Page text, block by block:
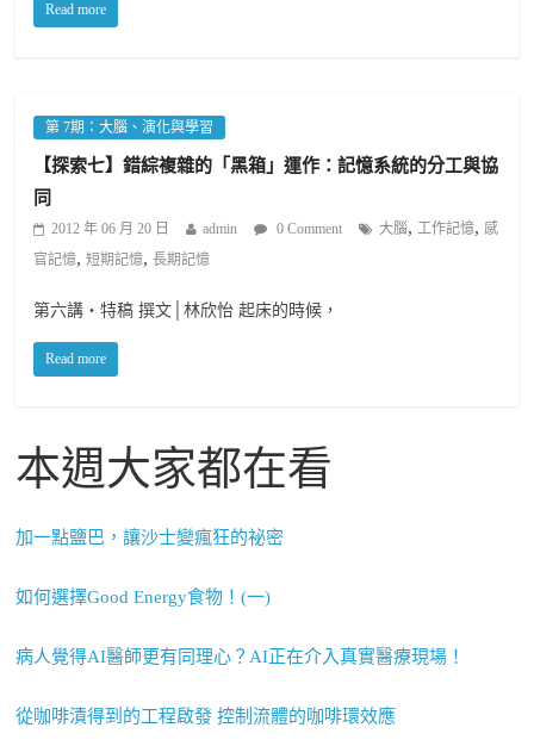
Read more
第 7期：大腦、演化與學習
【探索七】錯綜複雜的「黑箱」運作：記憶系統的分工與協
同
2012 年 06 月 20 日 admin 0 Comment 大腦, 工作記憶, 感
官記憶,短期記憶,長期記憶
第六講‧特稿 撰文│林欣怡 起床的時候，
Read more
本週大家都在看
加一點鹽巴，讓沙士變瘋狂的祕密
如何選擇Good Energy食物！(一)
病人覺得AI醫師更有同理心？AI正在介入真實醫療現場！
從咖啡漬得到的工程啟發 控制流體的咖啡環效應